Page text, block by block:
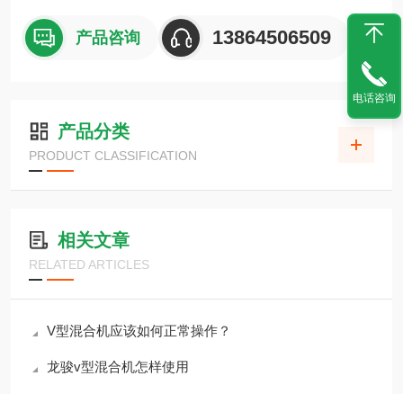
产品咨询 13864506509
产品分类
PRODUCT CLASSIFICATION
相关文章
RELATED ARTICLES
V型混合机应该如何正常操作？
龙骏v型混合机怎样使用
电话咨询